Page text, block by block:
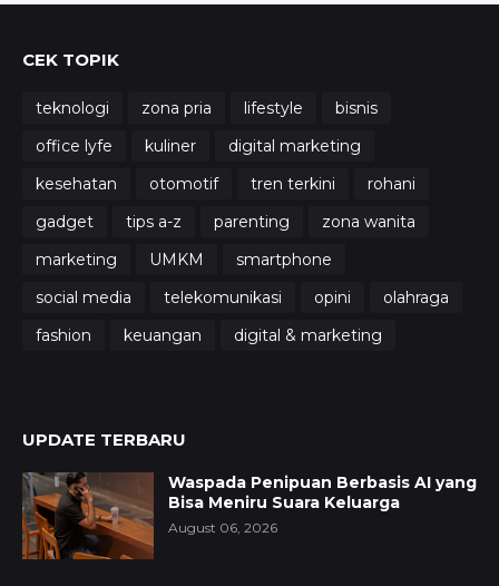
CEK TOPIK
teknologi zona pria lifestyle
bisnis
office lyfe
kuliner
digital marketing
kesehatan
otomotif tren terkini
rohani
gadget
tips a-z parenting
zona wanita
marketing
UMKM
smartphone
social media
telekomunikasi opini
olahraga
fashion
keuangan digital & marketing
UPDATE TERBARU
Waspada Penipuan Berbasis AI yang
Bisa Meniru Suara Keluarga
August 06, 2026